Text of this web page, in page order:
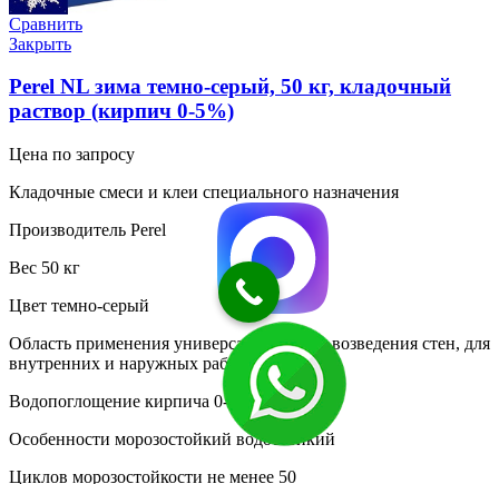
Сравнить
Закрыть
Perel NL зима темно-серый, 50 кг, кладочный
раствор (кирпич 0-5%)
Цена по запросу
Кладочные смеси и клеи специального назначения
Производитель Perel
Вес 50 кг
Цвет темно-серый
Область применения универсальный, для возведения стен, для
внутренних и наружных работ
Водопоглощение кирпича 0-5 %
Особенности морозостойкий водостойкий
Циклов морозостойкости не менее 50